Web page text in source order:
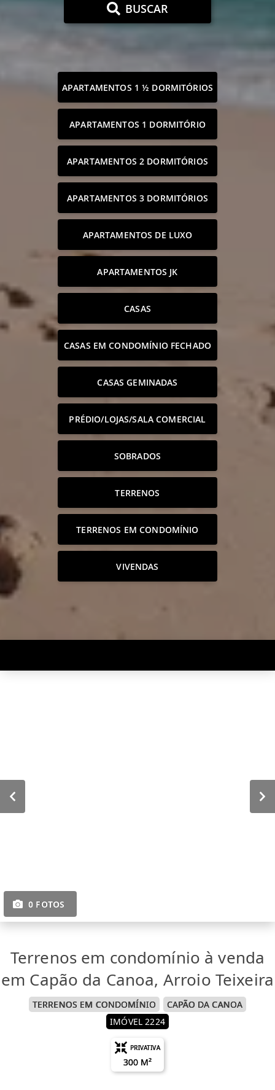
BUSCAR
APARTAMENTOS 1 ½ DORMITÓRIOS
APARTAMENTOS 1 DORMITÓRIO
APARTAMENTOS 2 DORMITÓRIOS
APARTAMENTOS 3 DORMITÓRIOS
APARTAMENTOS DE LUXO
APARTAMENTOS JK
CASAS
CASAS EM CONDOMÍNIO FECHADO
CASAS GEMINADAS
PRÉDIO/LOJAS/SALA COMERCIAL
SOBRADOS
TERRENOS
TERRENOS EM CONDOMÍNIO
VIVENDAS
0 FOTOS
Terrenos em condomínio à venda
em Capão da Canoa, Arroio Teixeira
TERRENOS EM CONDOMÍNIO
CAPÃO DA CANOA
IMÓVEL 2224
PRIVATIVA
300 M²